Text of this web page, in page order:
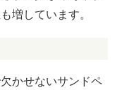
増しています。
かせないサンドペ